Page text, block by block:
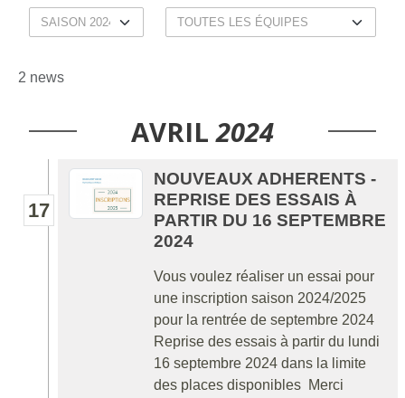
2 news
AVRIL 2024
17
NOUVEAUX ADHERENTS -
REPRISE DES ESSAIS À
PARTIR DU 16 SEPTEMBRE
2024
Vous voulez réaliser un essai pour
une inscription saison 2024/2025
pour la rentrée de septembre 2024
Reprise des essais à partir du lundi
16 septembre 2024 dans la limite
des places disponibles Merci